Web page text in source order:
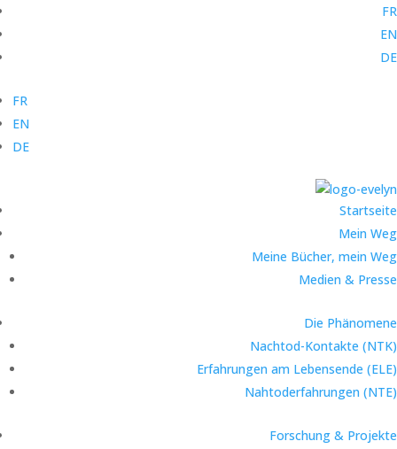
FR
EN
DE
FR
EN
DE
Startseite
Mein Weg
Meine Bücher, mein Weg
Medien & Presse
Die Phänomene
Nachtod-Kontakte (NTK)
Erfahrungen am Lebensende (ELE)
Nahtoderfahrungen (NTE)
Forschung & Projekte